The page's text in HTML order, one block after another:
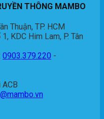
THÔNG MAMBO
Thuận, TP. HCM
KDC Him Lam, P. Tân
0903.379.220 -